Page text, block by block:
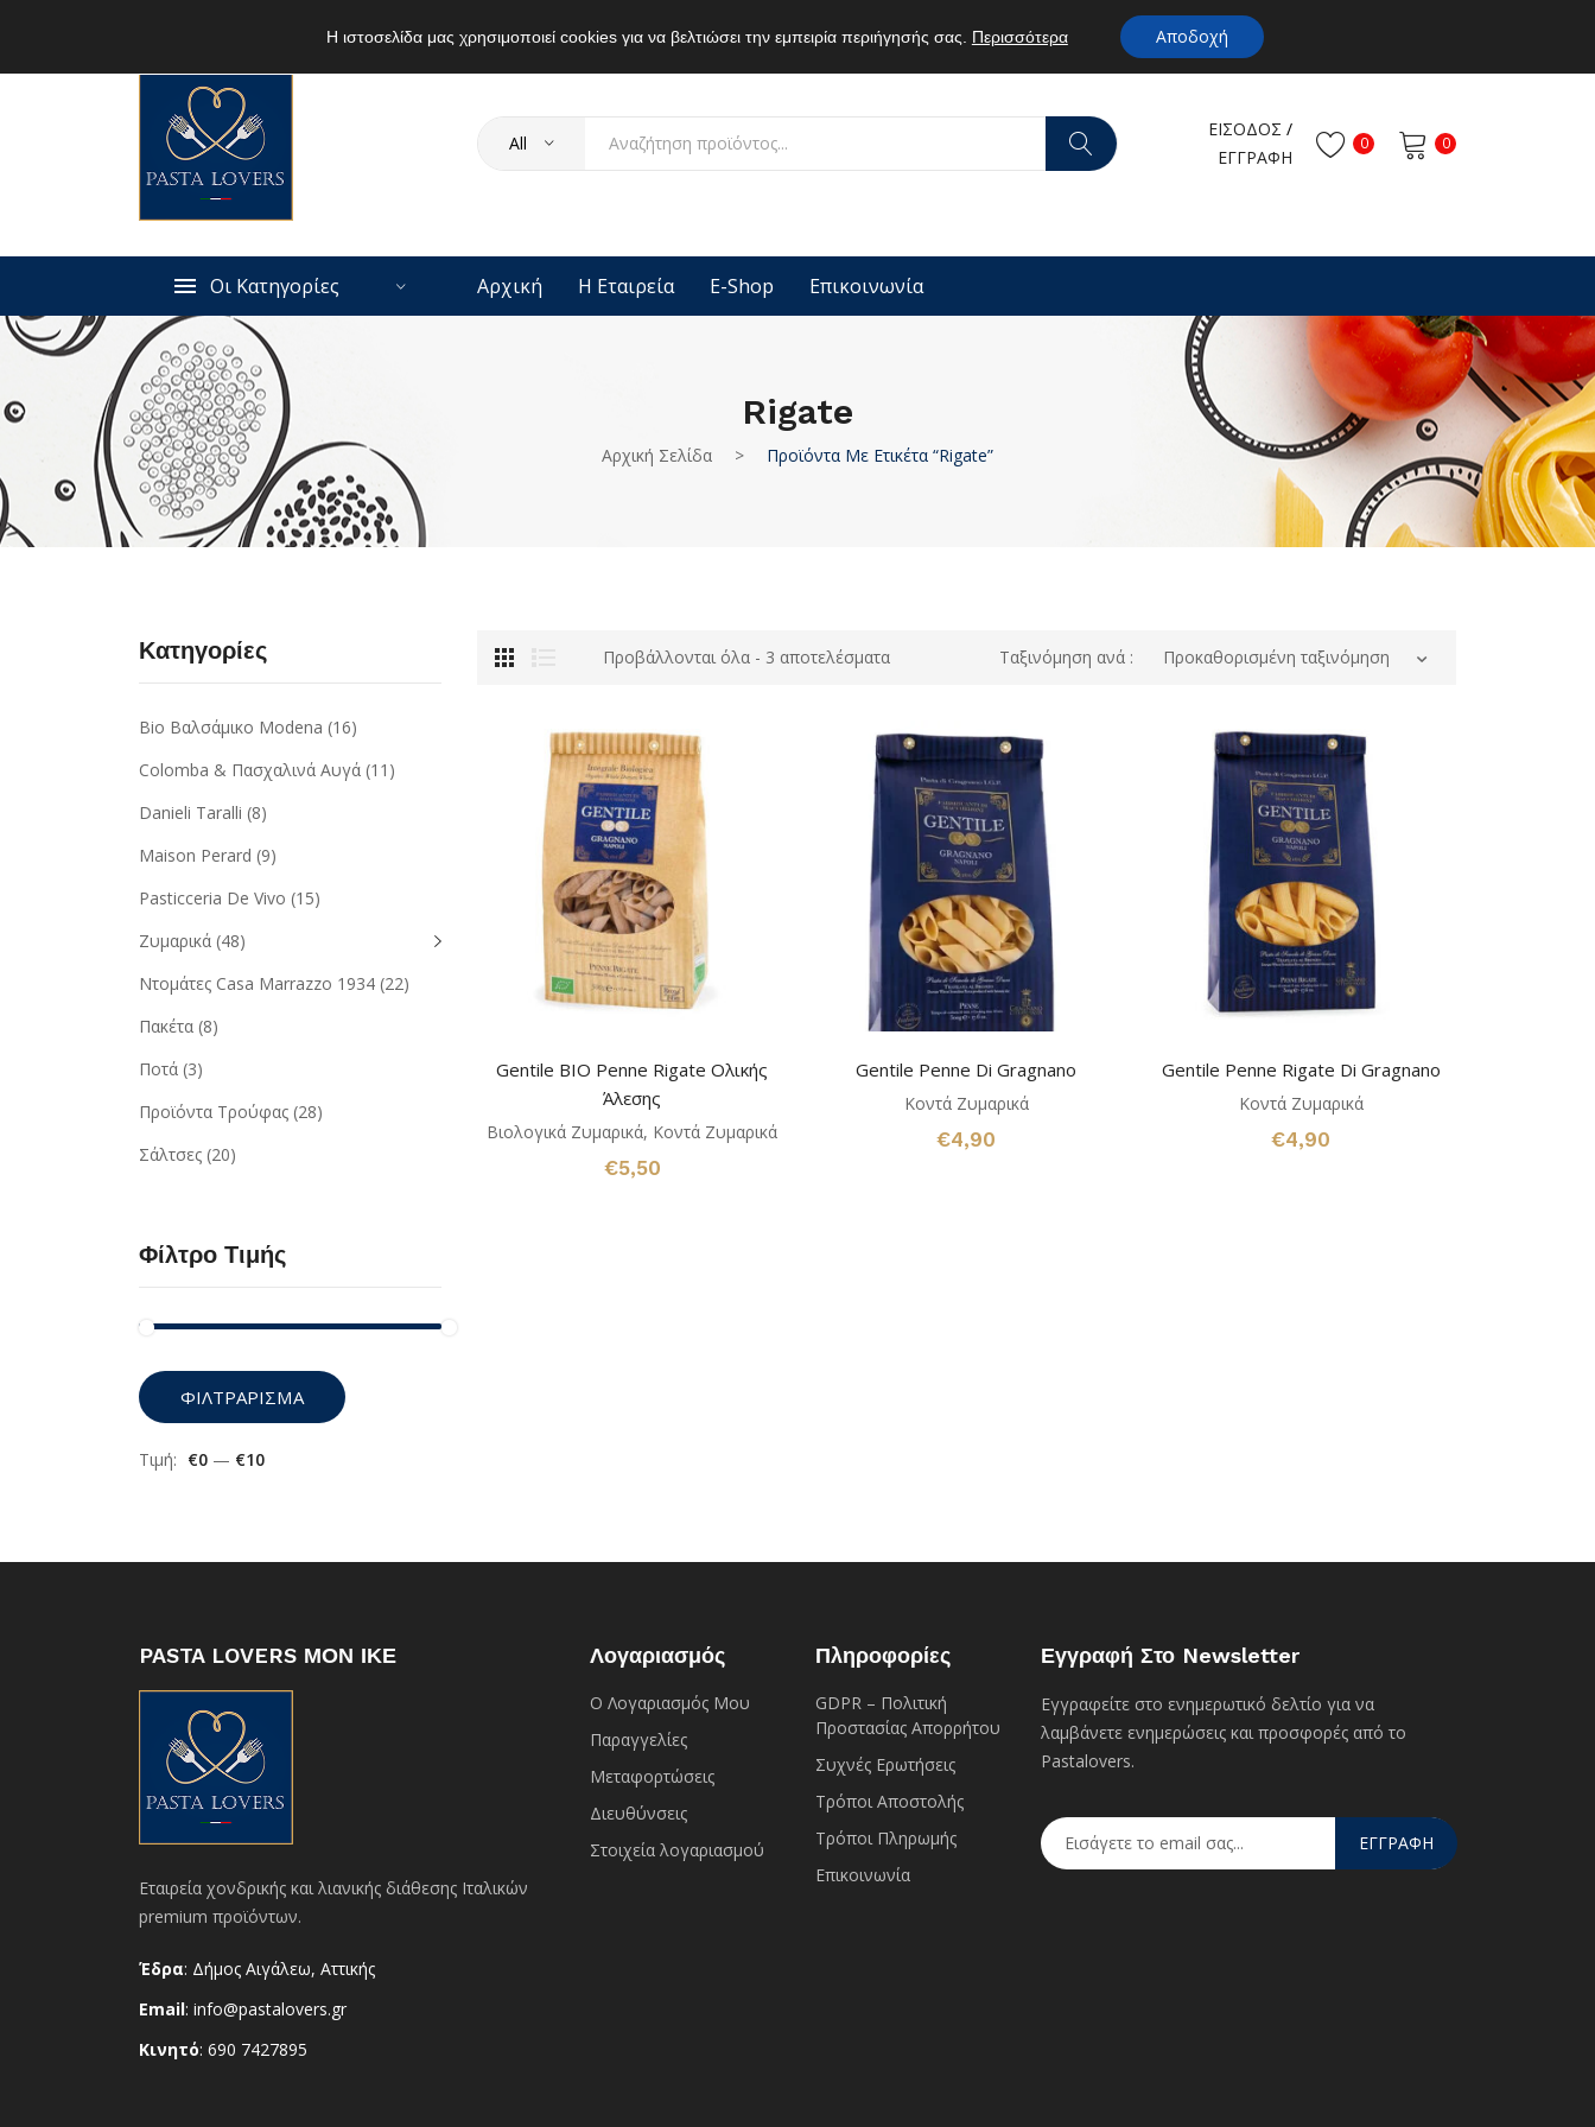
All
ΕΙΣΟΔΟΣ /
ΕΓΓΡΑΦΗ
0 0
Οι Κατηγορίες Αρχική Η Εταιρεία E-Shop Επικοινωνία
Rigate
Αρχική Σελίδα > Προϊόντα Με Ετικέτα “rigate”
Προβάλλονται όλα - 3 αποτελέσματα Ταξινόμηση ανά : Προκαθορισμένη ταξινόμηση
Gentile BIO Penne Rigate Ολικής
Άλεσης
Βιολογικά Ζυμαρικά, Κοντά Ζυμαρικά
€5,50
Gentile Penne Di Gragnano
Κοντά Ζυμαρικά
€4,90
Gentile Penne Rigate Di Gragnano
Κοντά Ζυμαρικά
€4,90
Κατηγορίες
Bio Βαλσάμικο Modena (16)
Colomba & Πασχαλινά Αυγά (11)
Danieli Taralli (8)
Maison Perard (9)
Pasticceria De Vivo (15)
Ζυμαρικά (48)
Ντομάτες Casa Marrazzo 1934 (22)
Πακέτα (8)
Ποτά (3)
Προϊόντα Τρούφας (28)
Σάλτσες (20)
Φίλτρο Τιμής
ΦΙΛΤΡΆΡΙΣΜΑ
Τιμή: €0 — €10
PASTA LOVERS ΜΟΝ ΙΚΕ
Εταιρεία χονδρικής και λιανικής διάθεσης Ιταλικών
premium προϊόντων.
Έδρα: Δήμος Αιγάλεω, Αττικής
Email: info@pastalovers.gr
Κινητό: 690 7427895
Λογαριασμός
Ο Λογαριασμός Μου
Παραγγελίες
Μεταφορτώσεις
Διευθύνσεις
Στοιχεία λογαριασμού
Πληροφορίες
GDPR – Πολιτική
Προστασίας Απορρήτου
Συχνές Eρωτήσεις
Τρόποι Αποστολής
Τρόποι Πληρωμής
Επικοινωνία
Εγγραφή Στο Newsletter
Εγγραφείτε στο ενημερωτικό δελτίο για να
λαμβάνετε ενημερώσεις και προσφορές από το
Pastalovers.
ΕΓΓΡΑΦΗ
Η ιστοσελίδα μας χρησιμοποιεί cookies για να βελτιώσει την εμπειρία περιήγησής σας. Περισσότερα Αποδοχή